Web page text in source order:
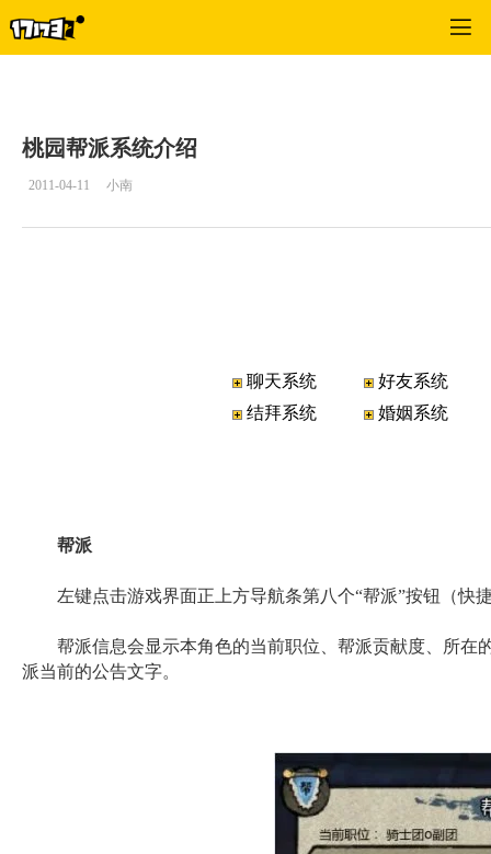
桃园帮派系统介绍
2011-04-11 小南
聊天系统
好友系统
结拜系统
婚姻系统
帮派
左键点击游戏界面正上方导航条第八个“帮派”按钮（快
帮派信息会显示本角色的当前职位、帮派贡献度、所在
派当前的公告文字。